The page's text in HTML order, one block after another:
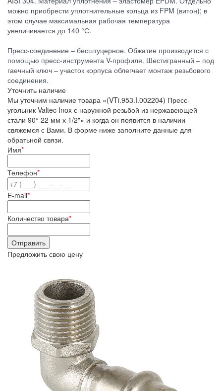
можно приобрести уплотнительные кольца из FPM (витон); в
этом случае максимальная рабочая температура
увеличивается до 140 °С.
Пресс-соединение – бесштуцерное. Обжатие производится с
помощью пресс-инструмента V-профиля. Шестигранный – под
гаечный ключ – участок корпуса облегчает монтаж резьбового
соединения.
Уточнить наличие
Мы уточним наличие товара «(VTi.953.I.002204) Пресс-
угольник Valtec Inox с наружной резьбой из нержавеющей
стали 90° 22 мм х 1/2"» и когда он появится в наличии
свяжемся с Вами. В форме ниже заполните данные для
обратьной связи.
Имя*
Телефон*
E-mail*
Количество товара*
Предложить свою цену